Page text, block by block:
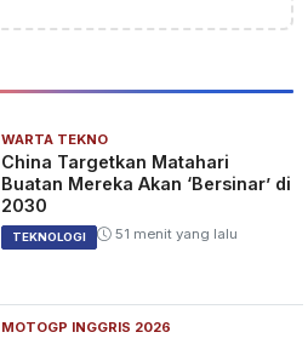
WARTA TEKNO
China Targetkan Matahari
Buatan Mereka Akan ‘Bersinar’ di
2030
TEKNOLOGI 51 menit yang lalu
MOTOGP INGGRIS 2026